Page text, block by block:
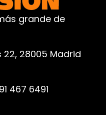
grande de
28005 Madrid
91 467 6491